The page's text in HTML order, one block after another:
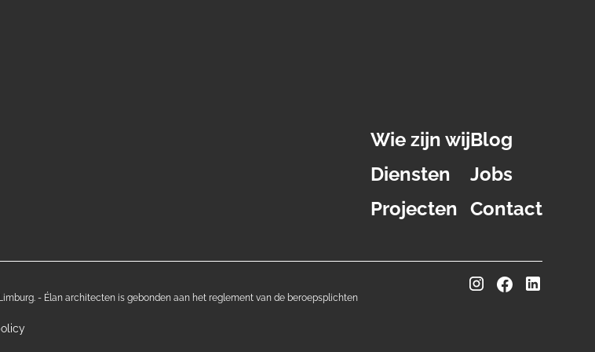
Wie zijn wij
Diensten
Projecten
Blog
Jobs
Contact
- Élan architecten is gebonden aan het reglement van de beroepsplichten